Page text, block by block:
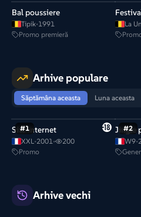
Bal poussiere
Tipik•1991
Promo premieră
La
Arhive populare
Săptămâna aceasta Luna aceasta
#1
Site internet
XXL•2001•
200
Promo
#2
Jingle
W9•
Arhive vechi